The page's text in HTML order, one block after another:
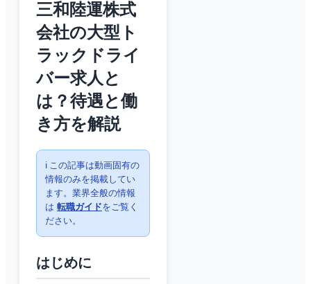
三和陸運株式
会社の大型ト
ラックドライ
バー求人と
は？待遇と働
き方を解説
ℹ️ この記事は動画固有の
情報のみを掲載してい
ます。業界全般の情報
は 転職ガイドをご覧く
ださい。
はじめに